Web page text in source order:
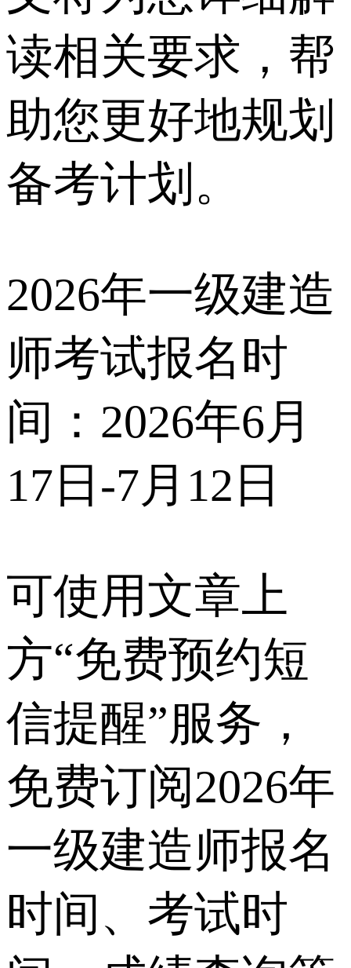
读相关要求，帮
助您更好地规划
备考计划。
2026年一级建造
师考试报名时
间：2026年6月
17日-7月12日
可使用文章上
方“免费预约短
信提醒”服务，
免费订阅2026年
一级建造师报名
时间、考试时